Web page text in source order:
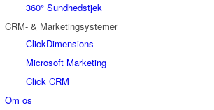
360° Sundhedstjek
CRM- & Marketingsystemer
ClickDimensions
Microsoft Marketing
Click CRM
Om os